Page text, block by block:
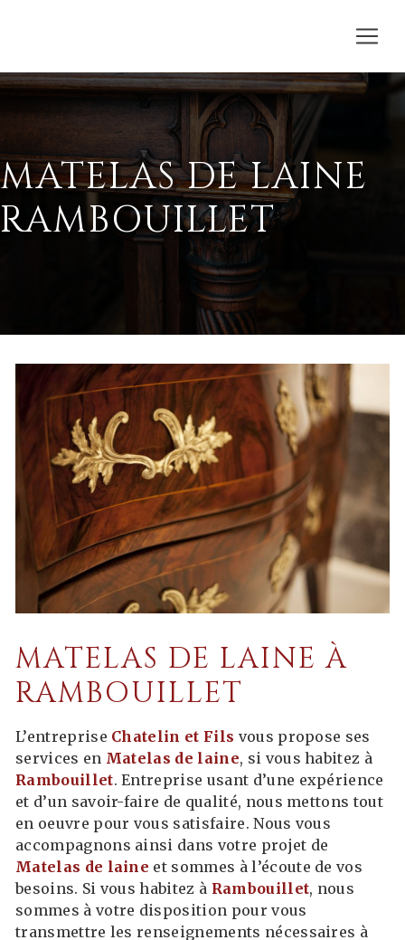
MATELAS DE LAINE
RAMBOUILLET
MATELAS DE LAINE À
RAMBOUILLET
L’entreprise Chatelin et Fils vous propose ses
services en Matelas de laine, si vous habitez à
Rambouillet. Entreprise usant d’une expérience
et d’un savoir-faire de qualité, nous mettons tout
en oeuvre pour vous satisfaire. Nous vous
accompagnons ainsi dans votre projet de
Matelas de laine et sommes à l’écoute de vos
besoins. Si vous habitez à Rambouillet, nous
sommes à votre disposition pour vous
transmettre les renseignements nécessaires à